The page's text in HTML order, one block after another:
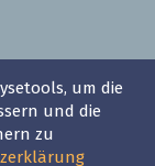
um die
und die
zu